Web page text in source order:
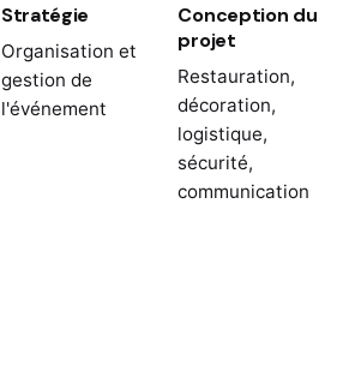
Stratégie
Organisation et
gestion de
l'événement
Conception du
projet
Restauration,
décoration,
logistique,
sécurité,
communication